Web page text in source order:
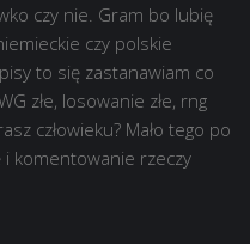
czy nie. Gram bo lubię
czy polskie
to się zastanawiam co
złe, losowanie złe, rng
człowieku? Mało tego po
i komentowanie rzeczy